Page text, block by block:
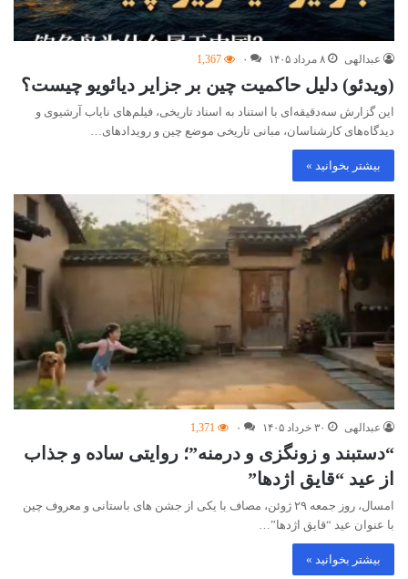
عبدالهی ۸ مرداد ۱۴۰۵ ۰ 1,367
(ویدئو) دلیل حاکمیت چین بر جزایر دیائویو چیست؟
این گزارش سه‌دقیقه‌ای با استناد به اسناد تاریخی، فیلم‌های نایاب آرشیوی و
دیدگاه‌های کارشناسان، مبانی تاریخی موضع چین و رویدادهای…
بیشتر بخوانید »
عبدالهی ۳۰ خرداد ۱۴۰۵ ۰ 1,371
“دستبند و زونگزی و درمنه”؛ روایتی ساده و جذاب
از عید “قایق اژدها”
امسال، روز جمعه ۲۹ ژوئن، مصاف با یکی از جشن های باستانی و معروف چین
با عنوان عید “قایق اژدها”…
بیشتر بخوانید »